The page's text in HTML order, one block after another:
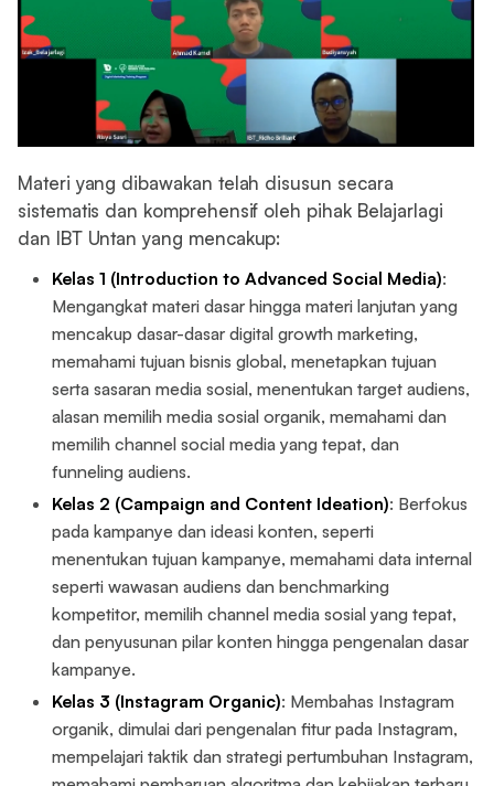
Materi yang dibawakan telah disusun secara
sistematis dan komprehensif oleh pihak Belajarlagi
dan IBT Untan yang mencakup:
Kelas 1 (Introduction to Advanced Social Media):
Mengangkat materi dasar hingga materi lanjutan yang
mencakup dasar-dasar digital growth marketing,
memahami tujuan bisnis global, menetapkan tujuan
serta sasaran media sosial, menentukan target audiens,
alasan memilih media sosial organik, memahami dan
memilih channel social media yang tepat, dan
funneling audiens.
Kelas 2 (Campaign and Content Ideation): Berfokus
pada kampanye dan ideasi konten, seperti
menentukan tujuan kampanye, memahami data internal
seperti wawasan audiens dan benchmarking
kompetitor, memilih channel media sosial yang tepat,
dan penyusunan pilar konten hingga pengenalan dasar
kampanye.
Kelas 3 (Instagram Organic): Membahas Instagram
organik, dimulai dari pengenalan fitur pada Instagram,
mempelajari taktik dan strategi pertumbuhan Instagram,